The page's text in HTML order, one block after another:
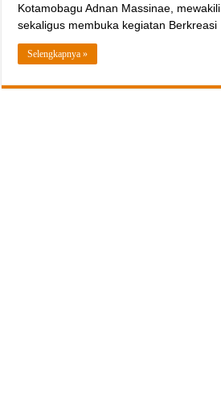
Kotamobagu Adnan Massinae,
sekaligus membuka kegiatan Berkreasi
Selengkapnya »